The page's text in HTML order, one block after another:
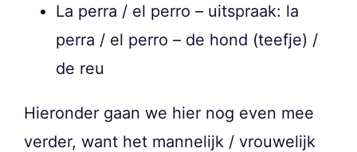
La perra / el perro – uitspraak: la
perra / el perro – de hond (teefje) /
de reu
Hieronder gaan we hier nog even mee
verder, want het mannelijk / vrouwelijk